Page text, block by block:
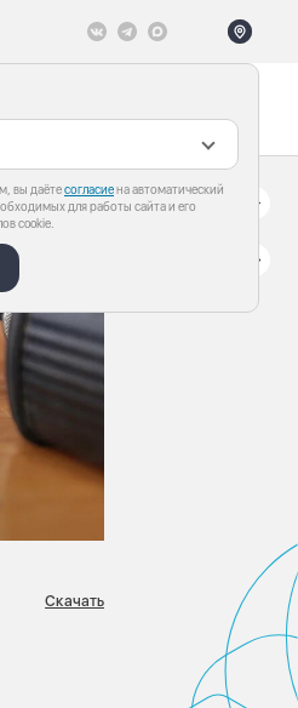
вы даётесогласиена автоматический
для работы сайта и его
cookie.
Скачать